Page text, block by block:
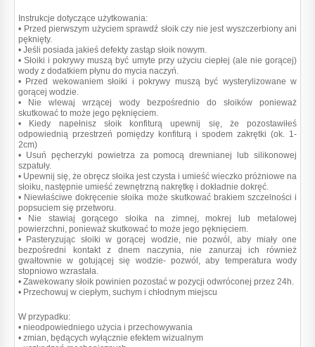
Instrukcje dotyczące użytkowania:
• Przed pierwszym użyciem sprawdź słoik czy nie jest wyszczerbiony ani
pęknięty.
• Jeśli posiada jakieś defekty zastąp słoik nowym.
• Słoiki i pokrywy muszą być umyte przy użyciu ciepłej (ale nie gorącej)
wody z dodatkiem płynu do mycia naczyń.
• Przed wekowaniem słoiki i pokrywy muszą być wysterylizowane w
gorącej wodzie.
• Nie wlewaj wrzącej wody bezpośrednio do słoików ponieważ
skutkować to może jego pęknięciem.
• Kiedy napełnisz słoik konfiturą upewnij się, że pozostawiłeś
odpowiednią przestrzeń pomiędzy konfiturą i spodem zakrętki (ok. 1-
2cm)
• Usuń pęcherzyki powietrza za pomocą drewnianej lub silikonowej
szpatuły.
• Upewnij się, że obręcz słoika jest czysta i umieść wieczko próżniowe na
słoiku, następnie umieść zewnętrzną nakrętkę i dokładnie dokręć.
• Niewłaściwe dokręcenie słoika może skutkować brakiem szczelności i
popsuciem się przetworu.
• Nie stawiaj gorącego słoika na zimnej, mokrej lub metalowej
powierzchni, ponieważ skutkować to może jego pęknięciem.
• Pasteryzując słoiki w gorącej wodzie, nie pozwól, aby miały one
bezpośredni kontakt z dnem naczynia, nie zanurzaj ich również
gwałtownie w gotującej się wodzie- pozwól, aby temperatura wody
stopniowo wzrastała.
• Zawekowany słoik powinien pozostać w pozycji odwróconej przez 24h.
• Przechowuj w ciepłym, suchym i chłodnym miejscu
W przypadku:
• nieodpowiedniego użycia i przechowywania
• zmian, będących wyłącznie efektem wizualnym